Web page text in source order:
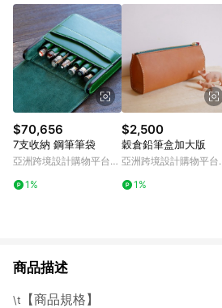
$70,656
7支收納 鋼筆筆袋
亞洲跨境設計購物平台
1%
$2,500
穀倉鉛筆盒加大版
亞洲跨境設計購物平台
1%
商品描述
\t 【商品規格】